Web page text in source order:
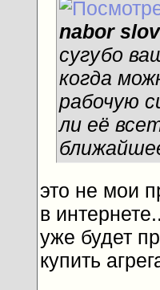
nabor slov
сугубо
когда
рабочую
ли её
это не мои
в
уже будет
купить